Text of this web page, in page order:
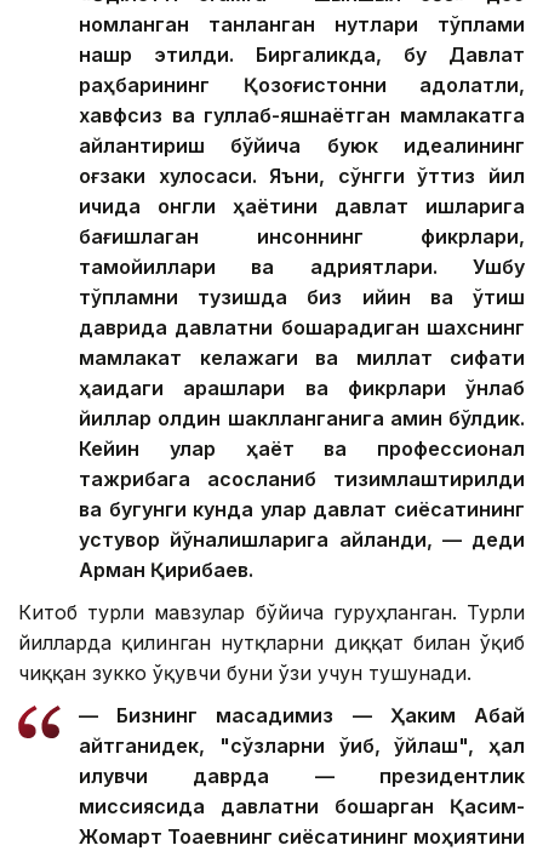
номланган танланган нутқлари тўплами
нашр этилди. Биргаликда, бу Давлат
раҳбарининг Қозоғистонни адолатли,
хавфсиз ва гуллаб-яшнаётган мамлакатга
айлантириш бўйича буюк идеалининг
оғзаки хулосаси. Яъни, сўнгги ўттиз йил
ичида онгли ҳаётини давлат ишларига
бағишлаган инсоннинг фикрлари,
тамойиллари ва қадриятлари. Ушбу
тўпламни тузишда биз қийин ва ўтиш
даврида давлатни бошқарадиган шахснинг
мамлакат келажаги ва миллат сифати
ҳақидаги қарашлари ва фикрлари ўнлаб
йиллар олдин шаклланганига амин бўлдик.
Кейин улар ҳаёт ва профессионал
тажрибага асосланиб тизимлаштирилди
ва бугунги кунда улар давлат сиёсатининг
устувор йўналишларига айланди, — деди
Арман Қириқбаев.
Китоб турли мавзулар бўйича гуруҳланган. Турли
йилларда қилинган нутқларни диққат билан ўқиб
чиққан зукко ўқувчи буни ўзи учун тушунади.
— Бизнинг мақсадимиз — Ҳаким Абай
айтганидек, "сўзларни ўқиб, ўйлаш", ҳал
қилувчи даврда — президентлик
миссиясида давлатни бошқарган Қасим-
Жомарт Тоқаевнинг сиёсатининг моҳиятини